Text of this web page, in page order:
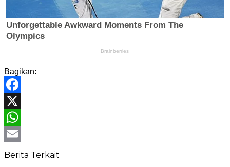
Bagikan:
Facebook
X
WhatsApp
Email
Berita Terkait